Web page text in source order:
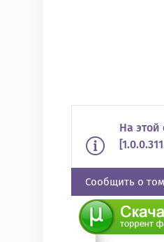
На
Сообщить о